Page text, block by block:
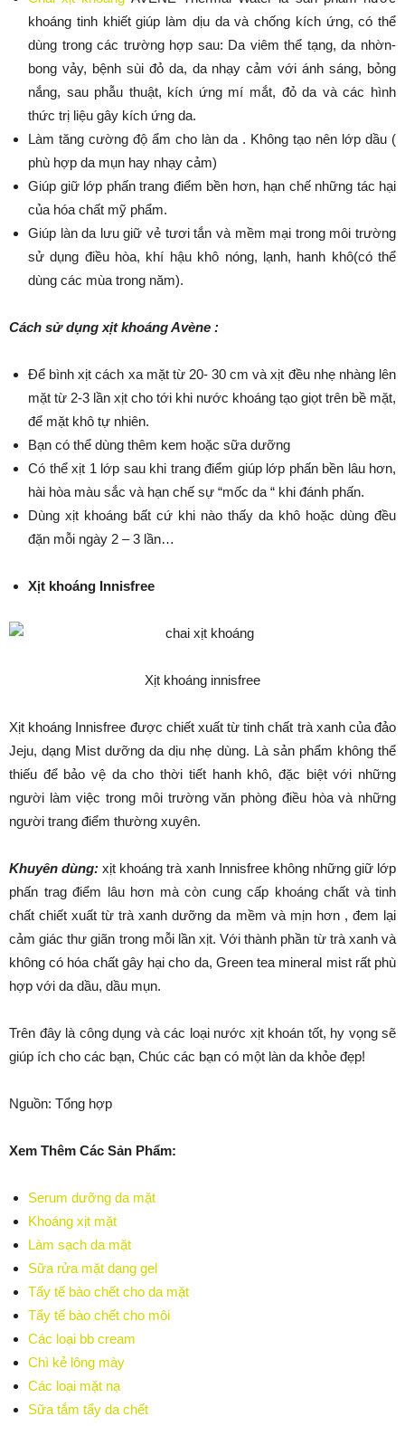
khoáng tinh khiết giúp làm dịu da và chống kích ứng, có thể
dùng trong các trường hợp sau: Da viêm thể tạng, da nhờn-
bong vảy, bệnh sùi đỏ da, da nhạy cảm với ánh sáng, bỏng
nắng, sau phẫu thuật, kích ứng mí mắt, đỏ da và các hình
thức trị liệu gây kích ứng da.
Làm tăng cường độ ẩm cho làn da . Không tạo nên lớp dầu (
phù hợp da mụn hay nhạy cảm)
Giúp giữ lớp phấn trang điểm bền hơn, hạn chế những tác hại
của hóa chất mỹ phẩm.
Giúp làn da lưu giữ vẻ tươi tắn và mềm mại trong môi trường
sử dụng điều hòa, khí hậu khô nóng, lạnh, hanh khô(có thể
dùng các mùa trong năm).
Cách sử dụng xịt khoáng Avène :
Để bình xịt cách xa mặt từ 20- 30 cm và xịt đều nhẹ nhàng lên
mặt từ 2-3 lần xịt cho tới khi nước khoáng tạo giọt trên bề mặt,
để mặt khô tự nhiên.
Bạn có thể dùng thêm kem hoặc sữa dưỡng
Có thể xịt 1 lớp sau khi trang điểm giúp lớp phấn bền lâu hơn,
hài hòa màu sắc và hạn chế sự “mốc da “ khi đánh phấn.
Dùng xịt khoáng bất cứ khi nào thấy da khô hoặc dùng đều
đặn mỗi ngày 2 – 3 lần…
Xịt khoáng Innisfree
Xịt khoáng innisfree
Xịt khoáng Innisfree được chiết xuất từ tinh chất trà xanh của đảo
Jeju, dạng Mist dưỡng da dịu nhẹ dùng. Là sản phẩm không thể
thiếu để bảo vệ da cho thời tiết hanh khô, đặc biệt với những
người làm việc trong môi trường văn phòng điều hòa và những
người trang điểm thường xuyên.
Khuyên dùng:xịt khoáng trà xanh Innisfree không những giữ lớp
phấn trag điểm lâu hơn mà còn cung cấp khoáng chất và tinh
chất chiết xuất từ trà xanh dưỡng da mềm và mịn hơn , đem lại
cảm giác thư giãn trong mỗi lần xịt. Với thành phần từ trà xanh và
không có hóa chất gây hại cho da, Green tea mineral mist rất phù
hợp với da dầu, dầu mụn.
Trên đây là công dụng và các loại nước xịt khoán tốt, hy vọng sẽ
giúp ích cho các bạn, Chúc các bạn có một làn da khỏe đẹp!
Nguồn: Tổng hợp
Xem Thêm Các Sản Phẩm:
Serum dưỡng da mặt
Khoáng xịt mặt
Làm sạch da mặt
Sữa rửa mặt dạng gel
Tẩy tế bào chết cho da mặt
Tẩy tế bào chết cho môi
Các loại bb cream
Chì kẻ lông mày
Các loại mặt nạ
Sữa tắm tẩy da chết